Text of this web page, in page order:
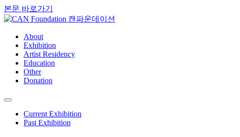
본문 바로가기
About
Exhibition
Artist Residency
Education
Other
Donation
Current Exhibition
Past Exhibition